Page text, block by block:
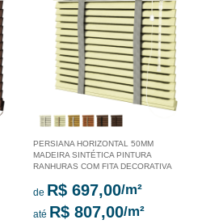
PERSIANA HORIZONTAL 50MM
MADEIRA SINTÉTICA PINTURA
RANHURAS COM FITA DECORATIVA
de R$ 697,00
até R$ 807,00